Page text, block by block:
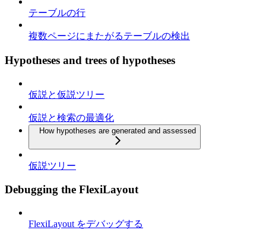
テーブルの行
複数ページにまたがるテーブルの検出
Hypotheses and trees of hypotheses
仮説と仮説ツリー
仮説と検索の最適化
How hypotheses are generated and assessed
仮説ツリー
Debugging the FlexiLayout
FlexiLayout をデバッグする